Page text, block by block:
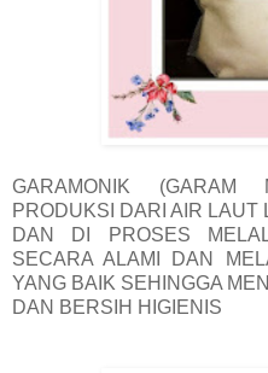
GARAMONIK (GARAM
PRODUKSI DARI AIR LAUT
DAN DI PROSES
SECARA ALAMI DAN
YANG BAIK SEHINGGA
DAN BERSIH HIGIENIS